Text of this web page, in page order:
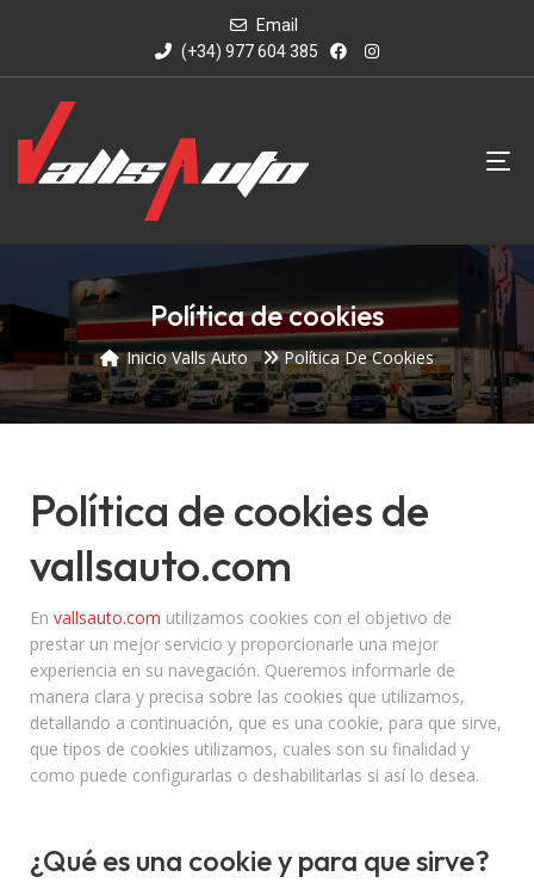
Email
(+34) 977 604 385
Política de cookies
Inicio Valls Auto Política De Cookies
Política de cookies de
vallsauto.com
En vallsauto.com utilizamos cookies con el objetivo de
prestar un mejor servicio y proporcionarle una mejor
experiencia en su navegación. Queremos informarle de
manera clara y precisa sobre las cookies que utilizamos,
detallando a continuación, que es una cookie, para que sirve,
que tipos de cookies utilizamos, cuales son su finalidad y
como puede configurarlas o deshabilitarlas si así lo desea.
¿Qué es una cookie y para que sirve?